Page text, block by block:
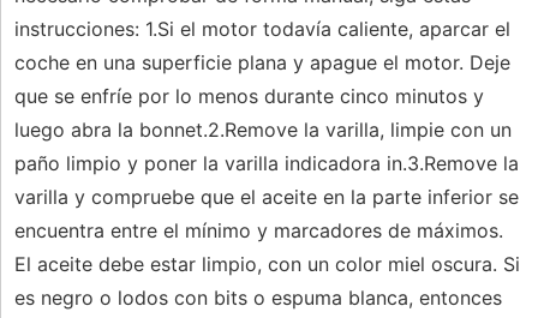
instrucciones: 1.Si el motor todavía caliente, aparcar el
coche en una superficie plana y apague el motor. Deje
que se enfríe por lo menos durante cinco minutos y
luego abra la bonnet.2.Remove la varilla, limpie con un
paño limpio y poner la varilla indicadora in.3.Remove la
varilla y compruebe que el aceite en la parte inferior se
encuentra entre el mínimo y marcadores de máximos.
El aceite debe estar limpio, con un color miel oscura. Si
es negro o lodos con bits o espuma blanca, entonces